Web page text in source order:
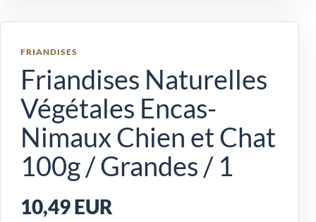
FRIANDISES
Friandises Naturelles
Végétales Encas-
Nimaux Chien et Chat
100g / Grandes / 1
10,49 EUR